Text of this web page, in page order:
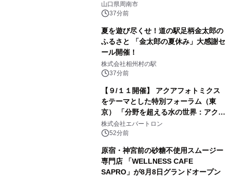
山口県周南市
37分前
夏を遊び尽くせ！道の駅足柄金太郎の
ふるさと 「金太郎の夏休み」大感謝セ
ール開催！
株式会社相州村の駅
37分前
【９/１１開催】 アクアフォトミクス
をテーマとした特別フォーラム（東
京） 「分野を超える水の世界：アクア
フォトミクスが切り拓く新しい科学の
地平」を開催
株式会社エバートロン
52分前
原宿・神宮前の砂糖不使用スムージー
専門店 「WELLNESS CAFE
SAPRO」が8月8日グランドオープン